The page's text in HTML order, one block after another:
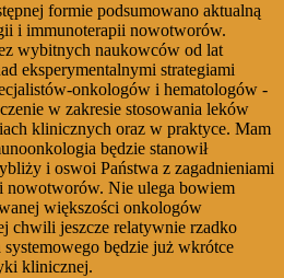
formie podsumowano aktualną
i immunoterapii nowotworów.
wybitnych naukowców od lat
eksperymentalnymi strategiami
onkologów i hematologów -
w zakresie stosowania leków
klinicznych oraz w praktyce. Mam
będzie stanowił
i oswoi Państwa z zagadnieniami
nowotworów. Nie ulega bowiem
większości onkologów
chwili jeszcze relatywnie rzadko
systemowego będzie już wkrótce
klinicznej.